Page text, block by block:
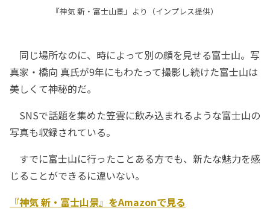
『神気 新・富士山景』より（インプレス提供）
同じ場所なのに、時によって別の顔を見せる富士山。写
真家・橋向 真氏が9年にもわたって撮影し続けた富士山は
美しくて神秘的だ。
SNSで話題を集めた笠雲に飲み込まれるような富士山の
写真も収録されている。
すでに富士山に行ったことある方でも、新たな魅力を感
じることができるに違いない。
『神気 新・富士山景』をAmazonで見る